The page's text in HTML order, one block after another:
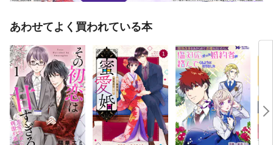
あわせてよく買われている本